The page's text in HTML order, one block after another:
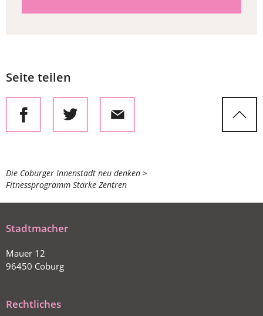
EINEM
Seite teilen
Sie
befinden
hier:
Die Coburger Innenstadt neu denken
Fitnessprogramm Starke Zentren
Stadtmacher
Mauer 12
96450 Coburg
Rechtliches